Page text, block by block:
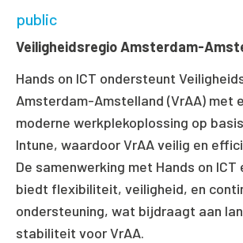
public
Veiligheidsregio Amsterdam-
Hands on ICT ondersteunt
Amsterdam-Amstelland (VrAA) met
moderne werkplekoplossing op
Intune, waardoor VrAA veilig en
De samenwerking met Hands on ICT
biedt flexibiliteit, veiligheid, en
ondersteuning, wat bijdraagt aan
stabiliteit voor VrAA.